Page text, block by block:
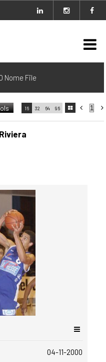

 
16 32 64 96 
04-11-2000